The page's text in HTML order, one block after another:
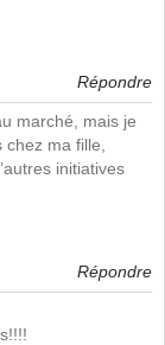
Répondre
marché, mais je
ma fille,
initiatives
Répondre